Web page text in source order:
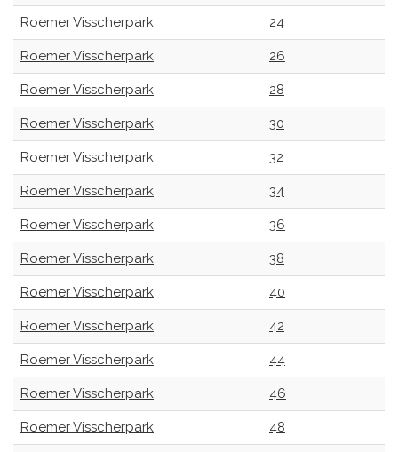
Roemer Visscherpark 24
Roemer Visscherpark 26
Roemer Visscherpark 28
Roemer Visscherpark 30
Roemer Visscherpark 32
Roemer Visscherpark 34
Roemer Visscherpark 36
Roemer Visscherpark 38
Roemer Visscherpark 40
Roemer Visscherpark 42
Roemer Visscherpark 44
Roemer Visscherpark 46
Roemer Visscherpark 48